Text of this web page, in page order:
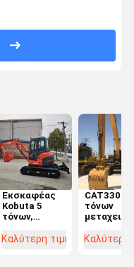
Εκσκαφέας
Kobuta 5
τόνων,
μικρής
Καλύτερη τιμή
CAT330 30
τόνων
σπαστικό
Καλύτερη